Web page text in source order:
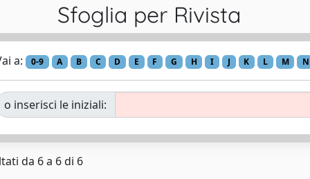
Sfoglia per Rivista
a: 0-9 A B C D E F G H I J K L M N
o inserisci le iniziali:
da 6 a 6 di 6